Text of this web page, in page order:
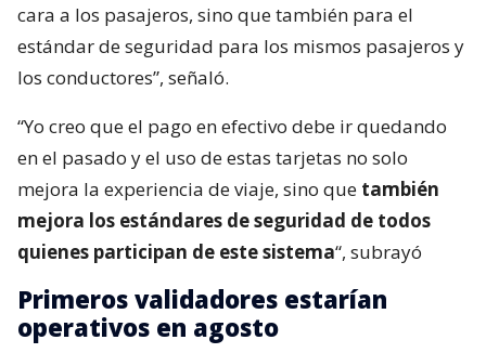
cara a los pasajeros, sino que también para el
estándar de seguridad para los mismos pasajeros y
los conductores”, señaló.
“Yo creo que el pago en efectivo debe ir quedando
en el pasado y el uso de estas tarjetas no solo
mejora la experiencia de viaje, sino que también
mejora los estándares de seguridad de todos
quienes participan de este sistema“, subrayó
Primeros validadores estarían
operativos en agosto